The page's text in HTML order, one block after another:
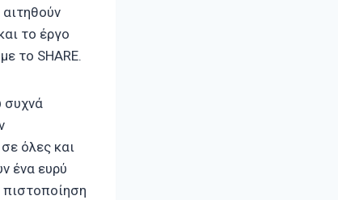
το έργο
το SHARE.
συχνά
όλες και
ένα ευρύ